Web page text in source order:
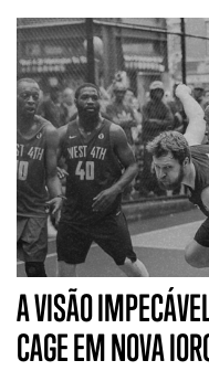
A VISÃO
CAGE EM NOVA